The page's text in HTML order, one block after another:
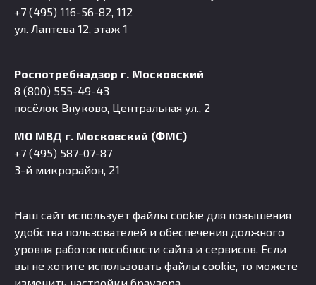
+7 (495) 116-56-82, 112
ул. Лаптева 12, этаж 1
Роспотребнадзор г. Московский
8 (800) 555-49-43
посёлок Внуково, Центральная ул., 2
МО МВД г. Московский (ФМС)
+7 (495) 587-07-87
3-й микрорайон, 21
Наш сайт использует файлы cookie для повышения
удобства пользователей и обеспечения должного
уровня работоспособности сайта и сервисов. Если
вы не хотите использовать файлы cookie, то можете